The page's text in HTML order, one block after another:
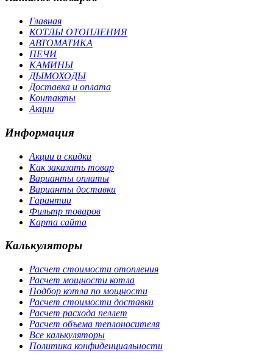
Главная
КОТЛЫ ОТОПЛЕНИЯ
АВТОМАТИКА
ПЕЧИ
КАМИНЫ
ДЫМОХОДЫ
Доставка и оплата
Контакты
Акции
Информация
Акции и скидки
Как заказать товар
Варианты оплаты
Варианты доставки
Гарантии
Фильтр товаров
Карта сайта
Калькуляторы
Расчет стоимости отопления
Расчет мощности котла
Подбор котла по мощности
Расчет стоимости доставки
Расчет расхода пеллет
Расчет объема теплоносителя
Все калькуляторы
Политика конфиденциальности